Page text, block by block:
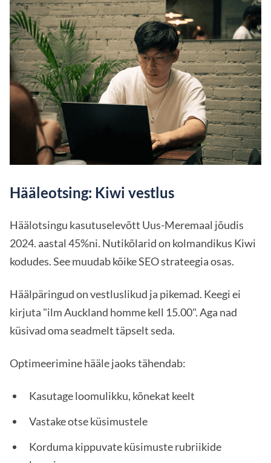
Hääleotsing: Kiwi vestlus
Häälotsingu kasutuselevõtt Uus-Meremaal jõudis
2024. aastal 45%ni. Nutikõlarid on kolmandikus Kiwi
kodudes. See muudab kõike SEO strateegia osas.
Häälpäringud on vestluslikud ja pikemad. Keegi ei
kirjuta "ilm Auckland homme kell 15.00". Aga nad
küsivad oma seadmelt täpselt seda.
Optimeerimine hääle jaoks tähendab:
Kasutage loomulikku, kõnekat keelt
Vastake otse küsimustele
Korduma kippuvate küsimuste rubriikide